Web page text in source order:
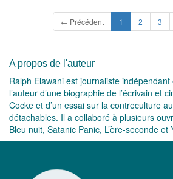
← Précédent 1 (current)
2 3
A propos de l'auteur
Ralph Elawani est journaliste
l’auteur d’une biographie de l’écrivain et
Cocke et d’un essai sur la contreculture
détachables. Il a collaboré à plusieurs
Bleu nuit, Satanic Panic, L’ère-seconde et